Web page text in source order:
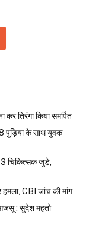
कर तिरंगा किया समर्पित
पुड़िया के साथ युवक
चिकित्सक जुड़े,
हमला, CBI जांच की मांग
: सुदेश महतो